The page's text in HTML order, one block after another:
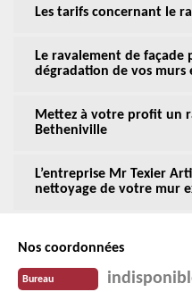
Les tarifs concernant le
Le ravalement de façade
dégradation de vos murs
Mettez à votre profit un
Betheniville
L’entreprise Mr Texier
nettoyage de votre mur
Nos coordonnées
Bureau